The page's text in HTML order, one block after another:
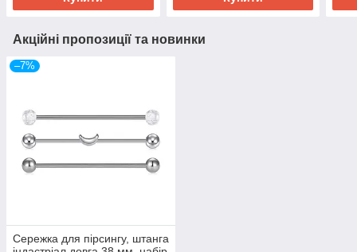
Акційні пропозиції та новинки
–7%
Сережка для пірсингу, штанга